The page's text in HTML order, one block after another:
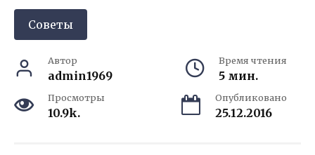
Советы
Автор
admin1969
Время чтения
5 мин.
Просмотры
10.9k.
Опубликовано
25.12.2016